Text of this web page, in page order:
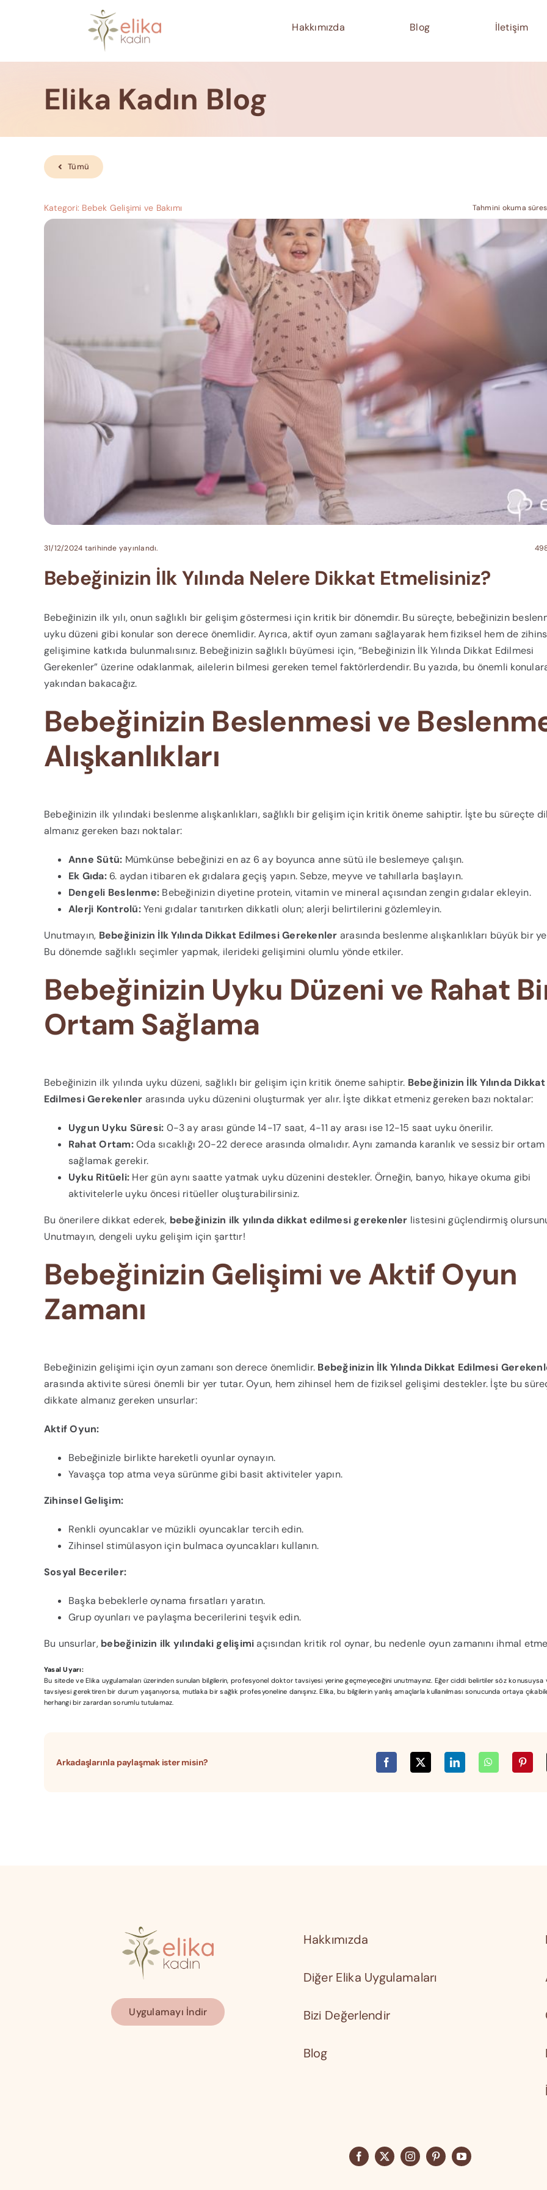
Hakkımızda Blog İletişim
Elika Kadın Blog
Tümü
Kategori: Bebek Gelişimi ve Bakımı Tahmini okuma
31/12/2024 tarihinde yayınlandı.
Bebeğinizin İlk Yılında Nelere Dikkat Etmelisiniz?
Bebeğinizin ilk yılı, onun sağlıklı bir gelişim göstermesi için kritik bir dönemdir. Bu süreçte, bebeğinizin
uyku düzeni gibi konular son derece önemlidir. Ayrıca, aktif oyun zamanı sağlayarak hem fiziksel hem de
gelişimine katkıda bulunmalısınız. Bebeğinizin sağlıklı büyümesi için, “Bebeğinizin İlk Yılında Dikkat Edilmesi
Gerekenler” üzerine odaklanmak, ailelerin bilmesi gereken temel faktörlerdendir. Bu yazıda, bu önemli
yakından bakacağız.
Bebeğinizin Beslenmesi ve
Alışkanlıkları
Bebeğinizin ilk yılındaki beslenme alışkanlıkları, sağlıklı bir gelişim için kritik öneme sahiptir. İşte bu süreçte
almanız gereken bazı noktalar:
Anne Sütü: Mümkünse bebeğinizi en az 6 ay boyunca anne sütü ile beslemeye çalışın.
Ek Gıda:6. aydan itibaren ek gıdalara geçiş yapın. Sebze, meyve ve tahıllarla başlayın.
Dengeli Beslenme: Bebeğinizin diyetine protein, vitamin ve mineral açısından zengin gıdalar ekleyin.
Alerji Kontrolü:Yeni gıdalar tanıtırken dikkatli olun; alerji belirtilerini gözlemleyin.
Unutmayın, Bebeğinizin İlk Yılında Dikkat Edilmesi Gerekenler arasında beslenme alışkanlıkları büyük bir
Bu dönemde sağlıklı seçimler yapmak, ilerideki gelişimini olumlu yönde etkiler.
Bebeğinizin Uyku Düzeni ve Rahat
Ortam Sağlama
Bebeğinizin ilk yılında uyku düzeni, sağlıklı bir gelişim için kritik öneme sahiptir. Bebeğinizin İlk Yılında Dikkat
Edilmesi Gerekenler arasında uyku düzenini oluşturmak yer alır. İşte dikkat etmeniz gereken bazı noktalar:
Uygun Uyku Süresi: 0-3 ay arası günde 14-17 saat, 4-11 ay arası ise 12-15 saat uyku önerilir.
Rahat Ortam:Oda sıcaklığı 20-22 derece arasında olmalıdır. Aynı zamanda karanlık ve sessiz bir ortam
sağlamak gerekir.
Uyku Ritüeli: Her gün aynı saatte yatmak uyku düzenini destekler. Örneğin, banyo, hikaye okuma gibi
aktivitelerle uyku öncesi ritüeller oluşturabilirsiniz.
Bu önerilere dikkat ederek, bebeğinizin ilk yılında dikkat edilmesi gerekenler listesini güçlendirmiş
Unutmayın, dengeli uyku gelişim için şarttır!
Bebeğinizin Gelişimi ve Aktif Oyun
Zamanı
Bebeğinizin gelişimi için oyun zamanı son derece önemlidir. Bebeğinizin İlk Yılında Dikkat Edilmesi
arasında aktivite süresi önemli bir yer tutar. Oyun, hem zihinsel hem de fiziksel gelişimi destekler. İşte bu
dikkate almanız gereken unsurlar:
Aktif Oyun:
Bebeğinizle birlikte hareketli oyunlar oynayın.
Yavaşça top atma veya sürünme gibi basit aktiviteler yapın.
Zihinsel Gelişim:
Renkli oyuncaklar ve müzikli oyuncaklar tercih edin.
Zihinsel stimülasyon için bulmaca oyuncakları kullanın.
Sosyal Beceriler:
Başka bebeklerle oynama fırsatları yaratın.
Grup oyunları ve paylaşma becerilerini teşvik edin.
Bu unsurlar, bebeğinizin ilk yılındaki gelişimiaçısından kritik rol oynar, bu nedenle oyun zamanını ihmal
Yasal Uyarı:
Bu sitede ve Elika uygulamaları üzerinden sunulan bilgilerin, profesyonel doktor tavsiyesi yerine geçmeyeceğini unutmayınız. Eğer ciddi belirtiler söz
tavsiyesi gerektiren bir durum yaşanıyorsa, mutlaka bir sağlık profesyoneline danışınız. Elika, bu bilgilerin yanlış amaçlarla kullanılması sonucunda ortaya
herhangi bir zarardan sorumlu tutulamaz.
Arkadaşlarınla paylaşmak ister misin?
Uygulamayı İndir
Hakkımızda
Diğer Elika Uygulamaları
Bizi Değerlendir
Blog